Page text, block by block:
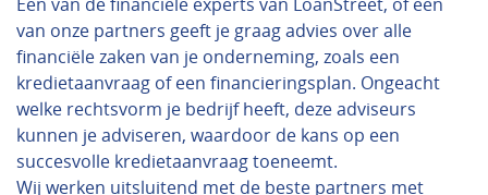
van onze partners geeft je graag advies over alle
financiële zaken van je onderneming, zoals een
kredietaanvraag of een financieringsplan. Ongeacht
welke rechtsvorm je bedrijf heeft, deze adviseurs
kunnen je adviseren, waardoor de kans op een
succesvolle kredietaanvraag toeneemt.
Wij werken uitsluitend met de beste partners met